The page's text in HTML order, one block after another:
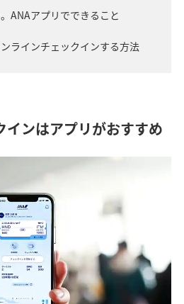
ANAアプリでできること
ラインチェックインする方法
インはアプリがおすすめ